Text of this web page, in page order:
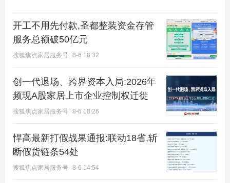
还有个好消息就是预计今年年底8号线将全面通车，
届时无论东西南北，地铁都可畅通无阻。
合生me悦距南五环仅800米，开车约
7分钟就可以到达四环，20分钟可以达到大大兴机
场，半小时即可到国贸
项目周边的生态环境也是深深地戳到了血拼哥这颗想
退休的心。东侧就是有四个颐和园大小的南海子城市
，从地铁德茂站出发，沿京福路出发，驶向黄亦
路，用时只要10分钟，全程3.5公里。
开工不用先付款,圣都整装资金存管
服务总额破50亿元
搜狐焦点家居服务号 8-6 18:32
创一代退场、跨界资本入局:2026年
频现A股家居上市企业控制权迁徙
搜狐焦点家居服务号 8-6 18:26
悍高最新打假战果通报:联动18省,斩
断假货链条54处
搜狐焦点家居服务号 8-6 14:54